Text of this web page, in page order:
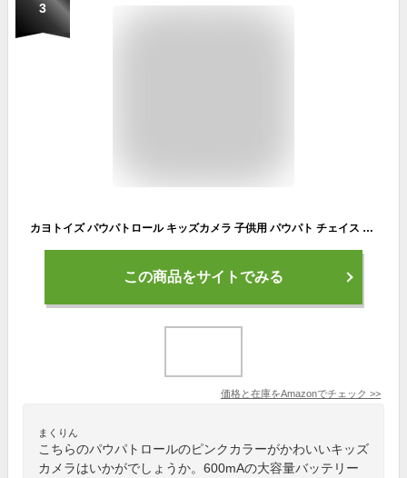
3
カヨトイズ パウパトロール キッズカメラ 子供用 パウパト チェイス マーシャル スカイ トイカメラ デジタルカメラ デジカメ パウ パトロール ゲーム フレーム付 子ども 女の子 男の子 おもちゃ 600mAh 本体メモリ 100枚保存 撮影 (スカイ(ピンク))
この商品をサイトでみる
価格と在庫をAmazonでチェック >>
まくりん
こちらのパウパトロールのピンクカラーがかわいいキッズ
カメラはいかがでしょうか。600mAの大容量バッテリー